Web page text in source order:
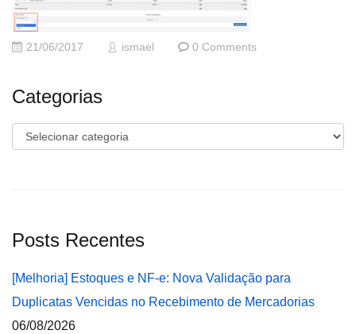
21/06/2017 ismael 0 Comments
Categorias
Categorias
Posts Recentes
[Melhoria] Estoques e NF-e: Nova Validação para
Duplicatas Vencidas no Recebimento de Mercadorias
06/08/2026